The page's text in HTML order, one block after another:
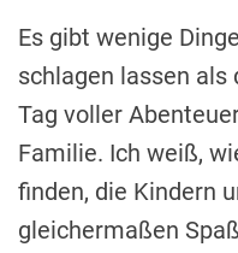
Es gibt wenige
schlagen lassen als
Tag voller
Familie. Ich weiß,
finden, die Kindern
gleichermaßen